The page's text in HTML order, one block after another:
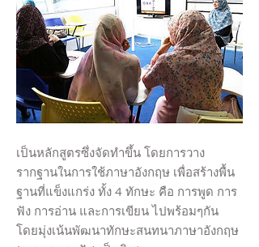
เป็นหลักสูตรซึ่งจัดทำขึ้น โดยการวาง
รากฐานในการใช้ภาษาอังกฤษ เพื่อสร้างพื้น
ฐานที่แข็งแกร่ง ทั้ง 4 ทักษะ คือ การพูด การ
ฟัง การอ่าน และการเขียน ไปพร้อมๆกัน
โดยมุ่งเน้นพัฒนาทักษะสนทนาภาษาอังกฤษ